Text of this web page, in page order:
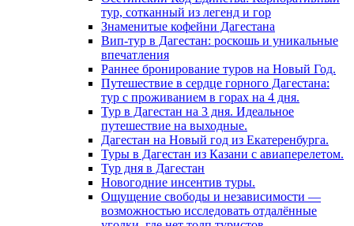
тур, сотканный из легенд и гор
Знаменитые кофейни Дагестана
Вип-тур в Дагестан: роскошь и уникальные
впечатления
Раннее бронирование туров на Новый Год.
Путешествие в сердце горного Дагестана:
тур с проживанием в горах на 4 дня.
Тур в Дагестан на 3 дня. Идеальное
путешествие на выходные.
Дагестан на Новый год из Екатеренбурга.
Туры в Дагестан из Казани с авиаперелетом.
Тур дня в Дагестан
Новогодние инсентив туры.
Ощущение свободы и независимости —
возможностью исследовать отдалённые